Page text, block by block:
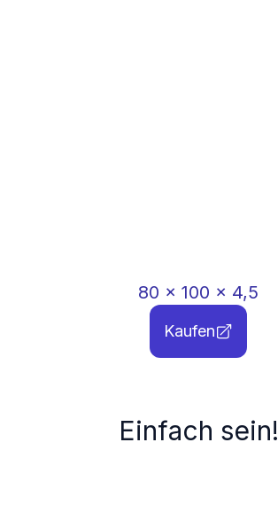
80 x 100 x 4,5
Kaufen
Einfach sein!